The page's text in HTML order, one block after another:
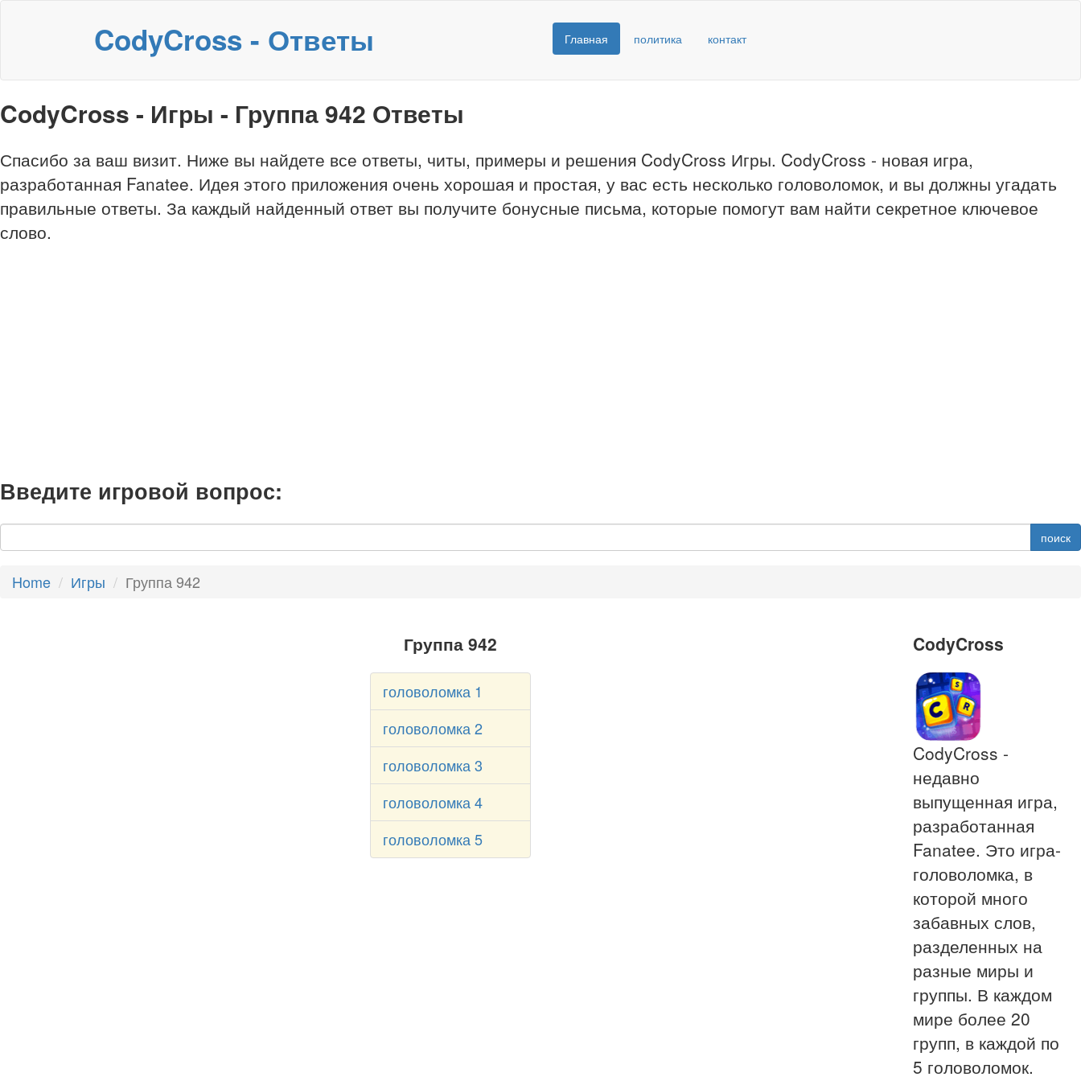
CodyCross - Ответы Главная политика контакт
CodyCross - Игры - Группа 942 Ответы
Спасибо за ваш визит. Ниже вы найдете все ответы, читы, примеры и решения CodyCross Игры. CodyCross - новая игра,
разработанная Fanatee. Идея этого приложения очень хорошая и простая, у вас есть несколько головоломок, и вы должны угадать
правильные ответы. За каждый найденный ответ вы получите бонусные письма, которые помогут вам найти секретное ключевое
слово.
Введите игровой вопрос:
поиск
Home Игры Группа 942
Группа 942
головоломка 1
головоломка 2
головоломка 3
головоломка 4
головоломка 5
CodyCross
CodyCross -
недавно
выпущенная игра,
разработанная
Fanatee. Это игра-
головоломка, в
которой много
забавных слов,
разделенных на
разные миры и
группы. В каждом
мире более 20
групп, в каждой по
5 головоломок.